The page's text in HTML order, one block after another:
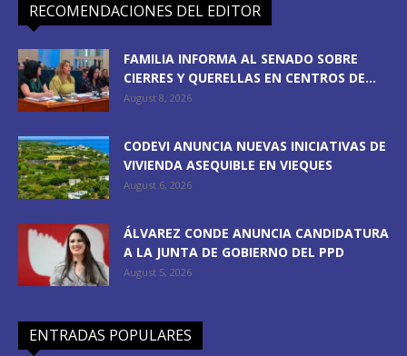
RECOMENDACIONES DEL EDITOR
FAMILIA INFORMA AL SENADO SOBRE
CIERRES Y QUERELLAS EN CENTROS DE...
August 8, 2026
CODEVI ANUNCIA NUEVAS INICIATIVAS DE
VIVIENDA ASEQUIBLE EN VIEQUES
August 6, 2026
ÁLVAREZ CONDE ANUNCIA CANDIDATURA
A LA JUNTA DE GOBIERNO DEL PPD
August 5, 2026
ENTRADAS POPULARES